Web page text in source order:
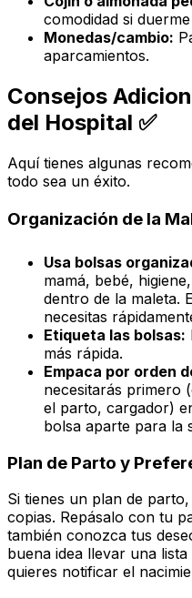
comodidad si
Monedas/cambio:
aparcamientos.
Consejos
del Hospital ✅
Aquí tienes algunas
todo sea un éxito.
Organización de la
Usa bolsas
mamá, bebé,
dentro de la maleta.
necesitas
Etiqueta las bolsas:
más rápida.
Empaca por orden
necesitarás primero
el parto, cargador)
bolsa aparte para la
Plan de Parto y
Si tienes un plan de
copias. Repásalo con tu
también conozca tus
buena idea llevar una
quieres notificar el